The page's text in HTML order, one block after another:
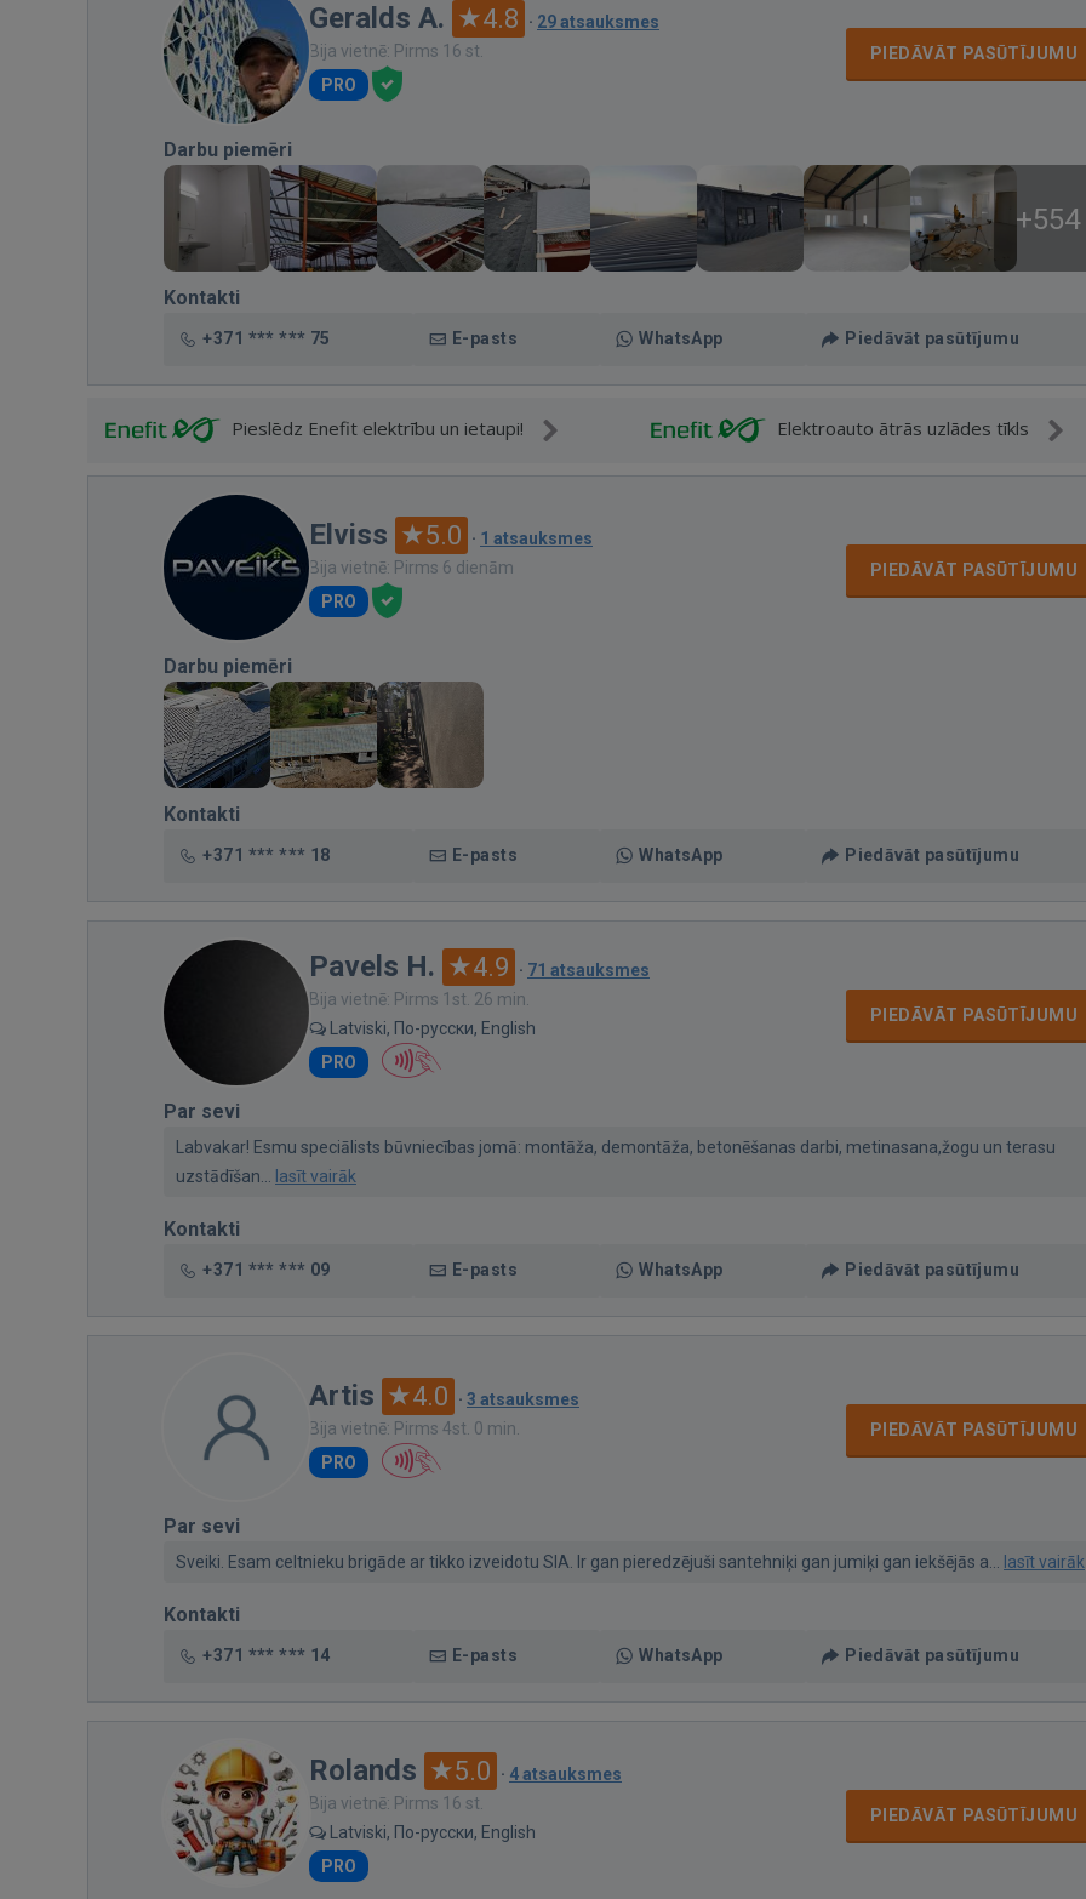
Geralds A. 4.8 · 29 atsauksmes
Bija vietnē: Pirms 16 st.
PRO
PIEDĀVĀT PASŪTĪJUMU
Darbu piemēri
+554
Kontakti
+371 *** *** 75 E-pasts WhatsApp Piedāvāt pasūtījumu
Pieslēdz Enefit elektrību un ietaupi! Elektroauto ātrās uzlādes tīkls
Elviss 5.0 · 1 atsauksmes
Bija vietnē: Pirms 6 dienām
PRO
PIEDĀVĀT PASŪTĪJUMU
Darbu piemēri
Kontakti
+371 *** *** 18 E-pasts WhatsApp Piedāvāt pasūtījumu
Pavels H. 4.9 · 71 atsauksmes
Bija vietnē: Pirms 1st. 26 min.
Latviski, По-русски, English
PRO
PIEDĀVĀT PASŪTĪJUMU
Par sevi
Labvakar! Esmu speciālists būvniecības jomā: montāža, demontāža, betonēšanas darbi, metinasana,žogu un terasu
uzstādīšan... lasīt vairāk
Kontakti
+371 *** *** 09 E-pasts WhatsApp Piedāvāt pasūtījumu
Artis 4.0 · 3 atsauksmes
Bija vietnē: Pirms 4st. 0 min.
PRO
PIEDĀVĀT PASŪTĪJUMU
Par sevi
Sveiki. Esam celtnieku brigāde ar tikko izveidotu SIA. Ir gan pieredzējuši santehniķi gan jumiķi gan iekšējās a... lasīt vairāk
Kontakti
+371 *** *** 14 E-pasts WhatsApp Piedāvāt pasūtījumu
Rolands 5.0 · 4 atsauksmes
Bija vietnē: Pirms 16 st.
Latviski, По-русски, English
PRO
PIEDĀVĀT PASŪTĪJUMU